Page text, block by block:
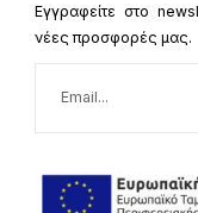
Εγγραφείτε στο
νέες προσφορές μας.